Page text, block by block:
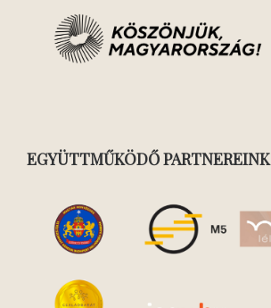
EGYÜTTMŰKÖDŐ PARTNEREINK